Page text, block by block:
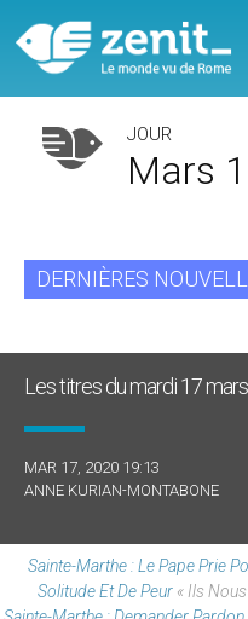
JOUR
Mars
DERNIÈRES
Les titres du mardi 17
MAR 17, 2020 19:13
ANNE KURIAN-MONTABONE
Sainte-Marthe : Le Pape Prie
Solitude Et De Peur « Ils